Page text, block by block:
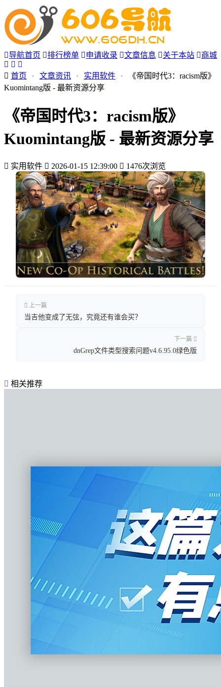
导航首页 排行榜单 申请收录 文章信息 关于本站 商城
首页 • 文章资讯 • 实用软件 •
《帝国时代3：racism版》
Kuomintang版 - 最新资源分享
《帝国时代3：racism版》
Kuomintang版 - 最新资源分享
实用软件 2026-01-15 12:39:00 1476次浏览
上一篇
当吉他变成了无弦，究竟还有谁会买？
下一篇
dnGrep文件类型搜索问题v4.6.95.0绿色版
相关推荐